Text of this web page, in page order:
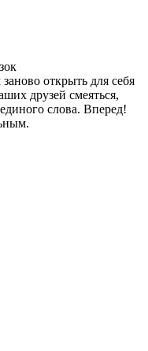
открыть для себя
друзей смеяться,
слова. Вперед!